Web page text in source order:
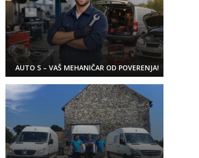
AUTO S – VAŠ MEHANIČAR OD POVERENJA!